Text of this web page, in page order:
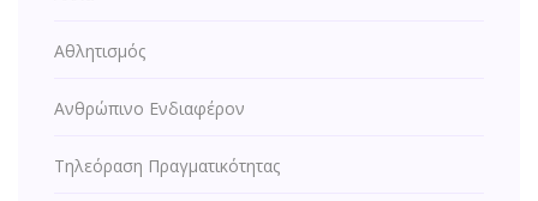
Αθλητισμός
Ανθρώπινο Ενδιαφέρον
Τηλεόραση Πραγματικότητας